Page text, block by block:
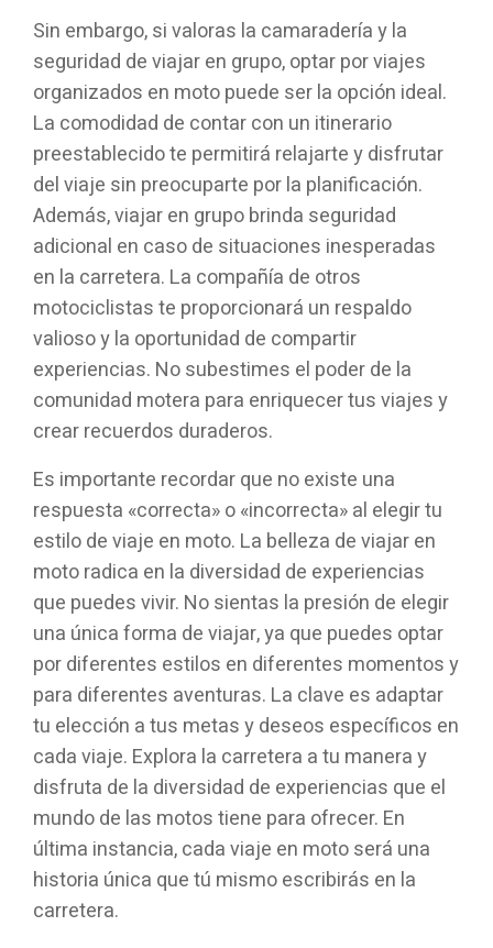
Sin embargo, si valoras la camaradería y la
seguridad de viajar en grupo, optar por viajes
organizados en moto puede ser la opción ideal.
La comodidad de contar con un itinerario
preestablecido te permitirá relajarte y disfrutar
del viaje sin preocuparte por la planificación.
Además, viajar en grupo brinda seguridad
adicional en caso de situaciones inesperadas
en la carretera. La compañía de otros
motociclistas te proporcionará un respaldo
valioso y la oportunidad de compartir
experiencias. No subestimes el poder de la
comunidad motera para enriquecer tus viajes y
crear recuerdos duraderos.
Es importante recordar que no existe una
respuesta «correcta» o «incorrecta» al elegir tu
estilo de viaje en moto. La belleza de viajar en
moto radica en la diversidad de experiencias
que puedes vivir. No sientas la presión de elegir
una única forma de viajar, ya que puedes optar
por diferentes estilos en diferentes momentos y
para diferentes aventuras. La clave es adaptar
tu elección a tus metas y deseos específicos en
cada viaje. Explora la carretera a tu manera y
disfruta de la diversidad de experiencias que el
mundo de las motos tiene para ofrecer. En
última instancia, cada viaje en moto será una
historia única que tú mismo escribirás en la
carretera.